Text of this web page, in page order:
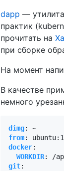
dapp —
практик
прочитать на
при сборке
На момент
В качестве
немного
dimg:
~
from:
docker:
WORKDIR:
/
git: